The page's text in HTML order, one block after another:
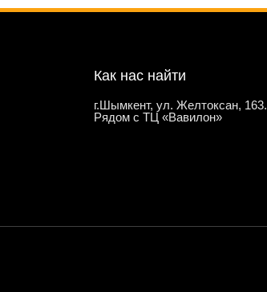
Как нас найти
г.Шымкент, ул. Желтоксан, 163.
Рядом с ТЦ «Вавилон»